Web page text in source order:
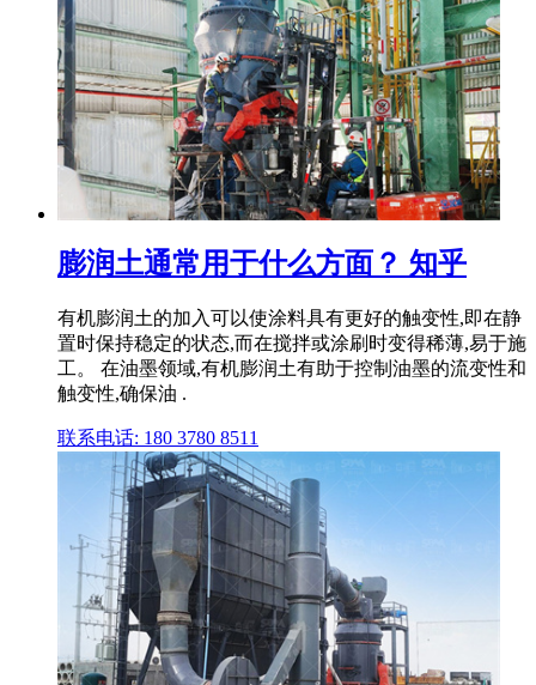
膨润土通常用于什么方面？ 知乎
有机膨润土的加入可以使涂料具有更好的触变性,即在静
置时保持稳定的状态,而在搅拌或涂刷时变得稀薄,易于施
工。 在油墨领域,有机膨润土有助于控制油墨的流变性和
触变性,确保油 .
联系电话: 180 3780 8511